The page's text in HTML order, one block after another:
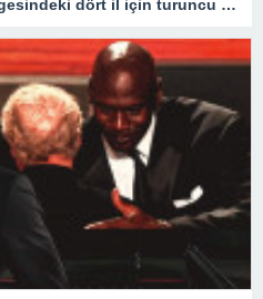
Meteoroloji’den deprem bölgesindeki dört il için turuncu kod alarmı